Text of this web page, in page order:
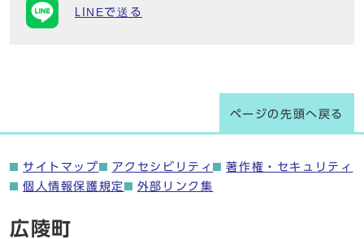
LINEで送る
ページの先頭へ戻る
サイトマップ アクセシビリティ
著作権・セキュリティ
個人情報保護規定
外部リンク集
広陵町